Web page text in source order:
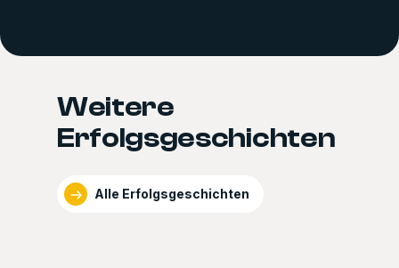
Weitere
Erfolgsgeschichten
Alle Erfolgsgeschichten